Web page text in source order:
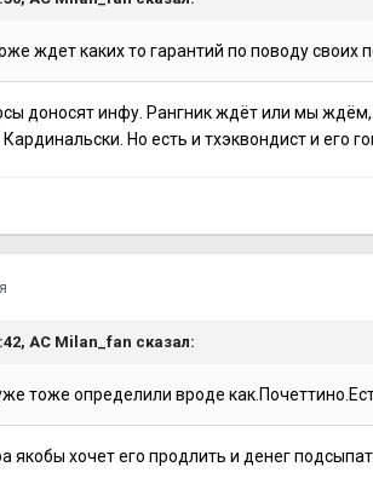
ждет каких то гарантий по поводу своих
доносят инфу. Рангник ждёт или мы
Но есть и тхэквондист и его
AC Milan_fan сказал:
тоже определили вроде
якобы хочет его продлить и денег